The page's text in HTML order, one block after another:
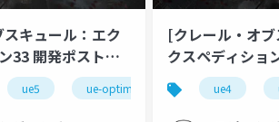
キュール：エク
33 開発ポストモ
サーで”すべ
ue5 ue-optimize ue-rendering
[クレール・オ
クスペディショ
モーテム]プロ
ナーの理想のコ
ue4